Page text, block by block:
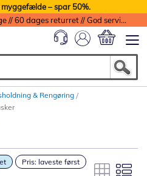
– spar 50%.
Billig fragt // Levering 1-2 dage // 60 dages returret // God service med garanti
& Rengøring
Pris: laveste først